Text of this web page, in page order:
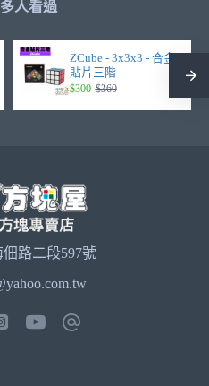
人看過
ZCube - 3x3x3 - 合金
貼片三階
$300 $360
路二段597號